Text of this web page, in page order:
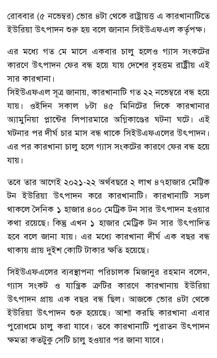
রোববার (৫ নভেম্বর) ভোর ৪টা থেকে রাষ্ট্রায়ত্ত এ কারখানাটিতে
ইউরিয়া উৎপাদন শুরু হয় বলে জানান সিইউএফএল কর্তৃপক্ষ।
এর মধ্যে গত মে মাসে একবার চালু হলেও গ্যাস সংকটের
কারণে উৎপাদন ফের বন্ধ হয়ে যায় দেশের বৃহত্তম রাষ্ট্রীয় এই
সার কারখানা।
সিইউএফএল সূত্র জানায়, কারখানাটি গত ২২ নভেম্বরে বন্ধ হয়ে
যায়। ওইদিন সকাল ৮টা ৪৫ মিনিটের দিকে কারখানার
অ্যামুনিয়া প্লান্টের লিপারমারে অগ্নিকাণ্ডের ঘটনা ঘটে। এই
ঘটনার পর দীর্ঘ চার মাস বন্ধ থাকে সিইউএফএলের উৎপাদন।
এর পর কারখানা চালু হলে গ্যাস সংকটের কারণে ফের বন্ধ হয়ে
যায়।
তবে তার আগেই ২০২১-২২ অর্থবছরে ২ লাখ ৪৭হাজার মেট্টিক
টন ইউরিয়া উৎপাদন করে কারখানাটি। কারখানাটি সচল
থাকলে দৈনিক ১ হাজার ৪০০ মেট্রিক টন সার উৎপাদন হওয়ার
কথা রয়েছে। কিন্তু এখন ১ হাজার মেট্রিক টন সার উৎপাদিত
হবে বলে জানা যায়। এর মধ্যে কারখানা দীর্ঘ এক বছর বন্ধ
থাকায় প্রায় দুইশ কোটি টাকার ক্ষতি হয়েছে।
সিইউএফএলের ব্যবস্থাপনা পরিচালক মিজানুর রহমান বলেন,
গ্যাস সংকট ও যান্ত্রিক ত্রুটির কারণে কারখানায় ইউরিয়া
উৎপাদন প্রায় এক বছর বন্ধ ছিল। আজকে ভোর ৪টা থেকে
ইউরিয়া উৎপাদন শুরু হয়েছে। আশা করছি কারখানা এবার
পুরোধমে চালু করা যাবে। তবে কারখানাটি পুরাতন উৎপাদন
ক্ষমতা কতটুকু সেটি চালু হওয়ার পর জানা যাবে।